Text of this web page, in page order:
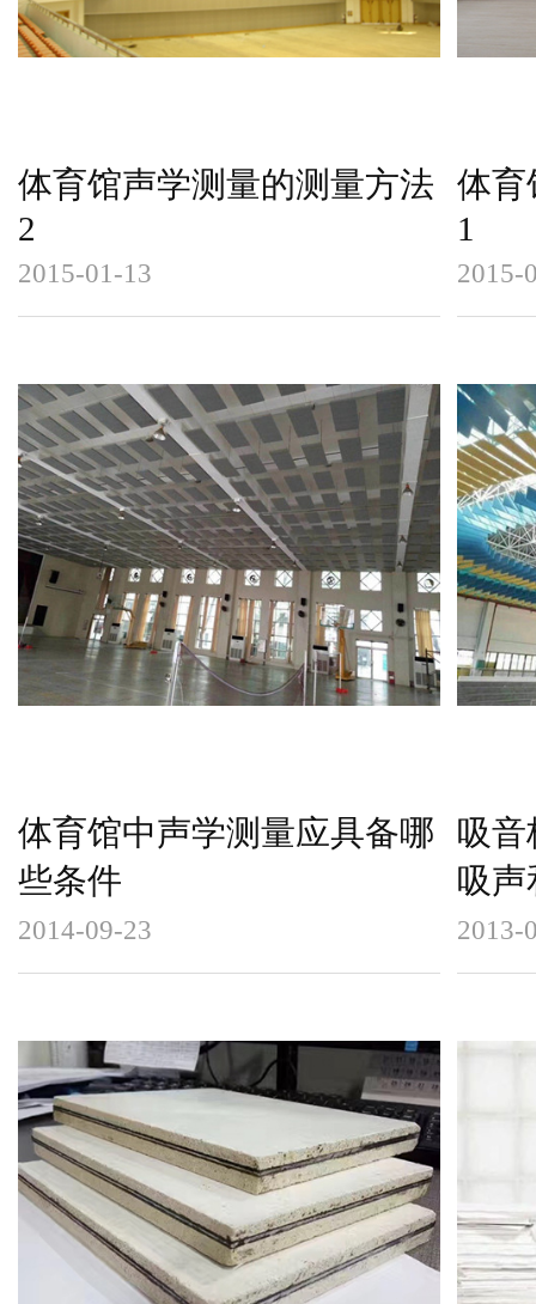
体育馆声学测量的测量方法
2
2015-01-13
体育
1
2015-
体育馆中声学测量应具备哪
些条件
2014-09-23
吸音
吸声
2013-